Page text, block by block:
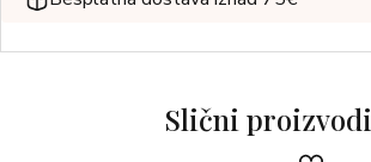
Slični proizvodi